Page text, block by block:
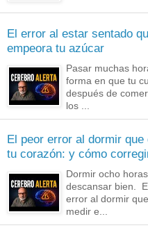
El error al estar sentado
empeora tu azúcar
Pasar muchas
forma en que tu
después de
los ...
El peor error al dormir que
tu corazón: y cómo
Dormir ocho
descansar bien.
error al dormir
medir e...